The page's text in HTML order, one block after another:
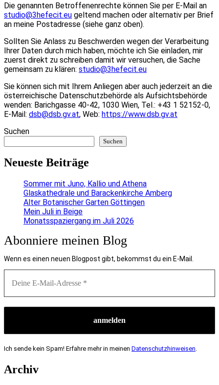
Die genannten Betroffenenrechte können Sie per E-Mail an
studio@3hefecit.eu geltend machen oder alternativ per Brief
an meine Postadresse (siehe ganz oben).
Sollten Sie Anlass zu Beschwerden wegen der Verarbeitung
Ihrer Daten durch mich haben, möchte ich Sie einladen, mir
zuerst direkt zu schreiben damit wir versuchen, die Sache
gemeinsam zu klären: studio@3hefecit.eu
Sie können sich mit Ihrem Anliegen aber auch jederzeit an die
österreichische Datenschutzbehörde als Aufsichtsbehörde
wenden: Barichgasse 40-42, 1030 Wien, Tel.: +43 1 52152-0,
E-Mail: dsb@dsb.gv.at, Web: https://www.dsb.gv.at
Suchen
Suchen
Neueste Beiträge
Sommer mit Juno, Kallio und Athena
Glaskathedrale und Barackenkirche Amberg
Alter Botanischer Garten Göttingen
Mein Juli in Beige
Monatsspaziergang im Juli 2026
Abonniere meinen Blog
Wenn es einen neuen Blogpost gibt, bekommst du ein E-Mail.
Ich sende kein Spam! Erfahre mehr in meinen Datenschutzhinweisen.
Archiv